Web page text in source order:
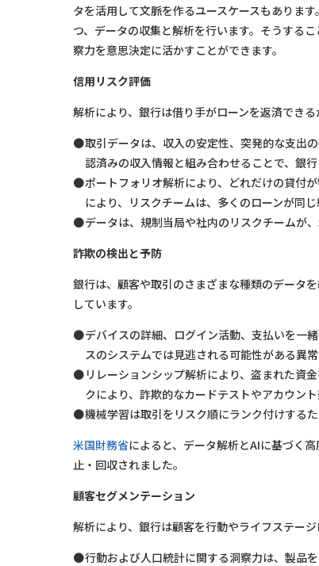
タを活用して文脈を作るユースケースもありま
つ、データの収集と解析を行います。そうする
察力を意思決定に活かすことができます。
信用リスク評価
解析により、銀行は借り手がローンを返済でき
取引データは、収入の安定性、突発的な支出
認済みの収入情報と組み合わせることで、銀
ポートフォリオ解析により、どれだけの貸付
により、リスクチームは、多くのローンが同
データは、規制当局や社内のリスクチームが
詐欺の検出と予防
銀行は、顧客や取引のさまざまな種類のデータ
しています。
デバイスの詳細、ログイン活動、支払いを一
スのシステムでは見逃される可能性がある異常
リレーションシップ解析により、盗まれた資
クにより、詐欺的なカードテストやアカウン
機械学習は取引をリスク順にランク付けする
米国財務省によると、データ解析とAIに基づく
止・回収されました。
顧客セグメンテーション
解析により、銀行は顧客を行動やライフステー
行動および人口統計に関する洞察力は、製品